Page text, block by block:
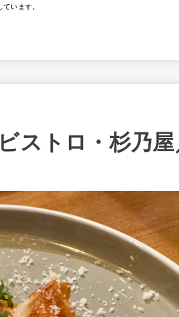
います。
ストロ・杉乃